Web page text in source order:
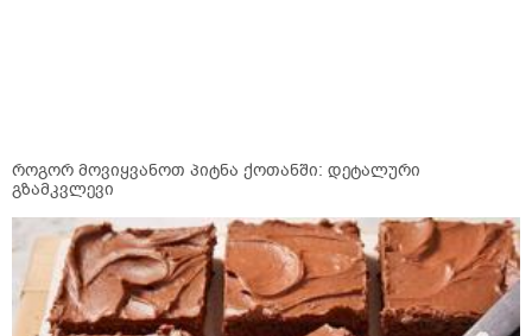
როგორ მოვიყვანოთ პიტნა ქოთანში: დეტალური
გზამკვლევი